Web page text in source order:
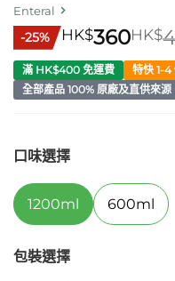
Enteral
-25% HK$360HK$
滿 HK$400 免運費 特快 1-4
全部產品 100% 原廠及直供來源
口味選擇
1200ml 600ml
包裝選擇